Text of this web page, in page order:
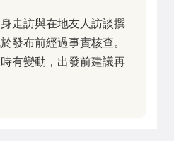
走訪與在地友人訪談撰
發布前經過事實核查。
有變動，出發前建議再